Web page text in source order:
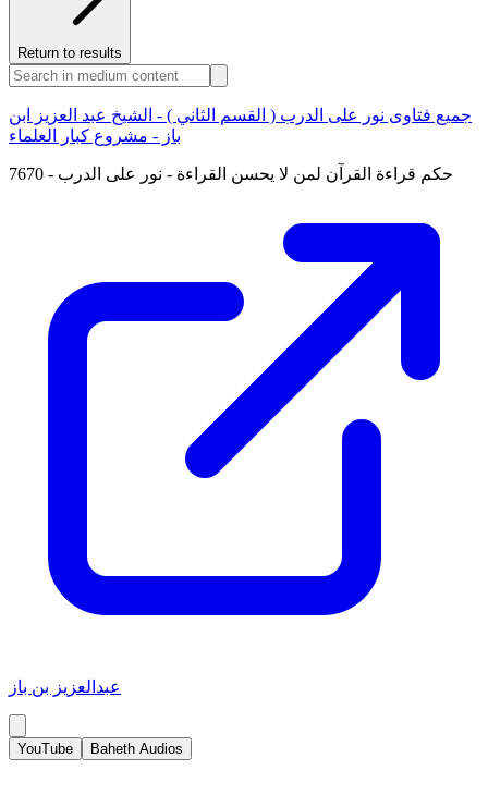
Return to results
جميع فتاوى نور على الدرب ( القسم الثاني ) - الشيخ عبد العزيز ابن
باز - مشروع كبار العلماء
7670 - حكم قراءة القرآن لمن لا يحسن القراءة - نور على الدرب
عبدالعزيز بن باز
YouTube Baheth Audios